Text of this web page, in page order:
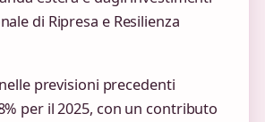
di Ripresa e Resilienza
nelle previsioni precedenti
per il 2025, con un contributo